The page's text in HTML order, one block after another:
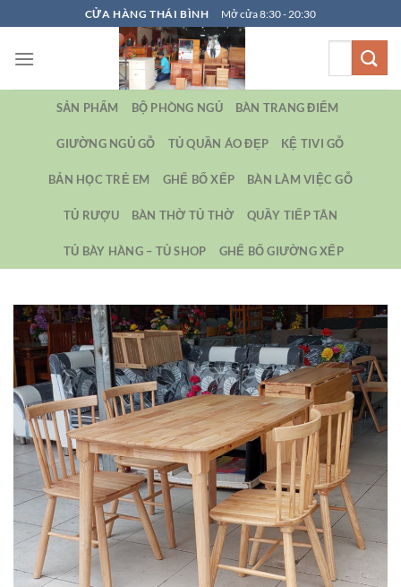
qua
nội
CỬA HÀNG THÁI BÌNH Mở cửa 8:30 - 20:30
SẢN PHẨM BỘ PHÒNG NGỦ BÀN TRANG ĐIỂM
GIƯỜNG NGỦ GỖ TỦ QUẦN ÁO ĐẸP KỆ TIVI GỖ
BẢN HỌC TRẺ EM GHẾ BỐ XẾP BÀN LÀM VIỆC GỖ
TỦ RƯỢU BÀN THỜ TỦ THỜ QUẦY TIẾP TÂN
TỦ BÀY HÀNG – TỦ SHOP GHẾ BỐ GIƯỜNG XẾP